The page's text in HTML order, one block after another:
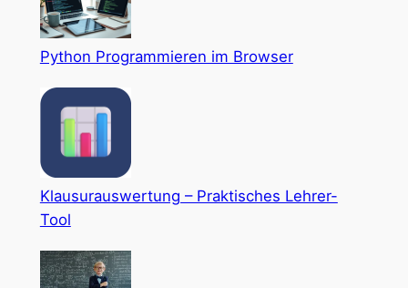
Python Programmieren im Browser
Klausurauswertung – Praktisches Lehrer-
Tool